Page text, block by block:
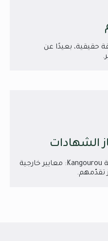
حقيقية، بعيدًا عن
الشهادات
اختبارات Cambridge ومسابقة Kangourou: معايير خارجية
تقدّمهم.